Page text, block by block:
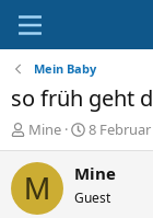
Mein Baby
so früh geht
E
r
s
t
Mine
E
r
s
e
8
M Mine
Guest